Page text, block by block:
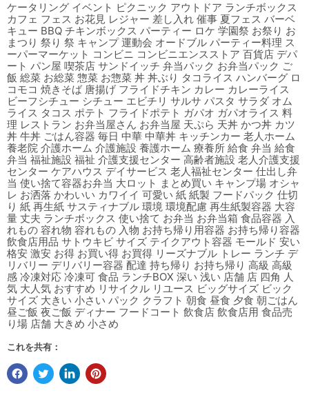
ケータリング イベント ピクニック アウトドア ランチボックス
カフェ フェス お花見 レジャー 差し入れ 催事 夏フェス バーベ
キュー BBQ チキンボックス パーティー ロケ 学園祭 お祭り お
まつり 祭り 祭 キャンプ 運動会 オードブル パーティー料理 ス
ーパーマーケット コンビニ コンビニエンスストア 百貨店 デパ
ート パン屋 喫茶店 サンドイッチ 弁当パック お弁当パック ご
飯 総菜 お総菜 惣菜 お惣菜 丼 丼ぶり タコライス ハンバーグ ロ
コモコ 焼きそば 唐揚げ フライドチキン カレー カレーライス
ビーフシチュー シチュー エビチリ サルサ パスタ サラダ オム
ライス タコス ポテト フライドポテト ガパオ ガパオライス 料
理 レストラン お弁当屋さん お弁当屋 天ぷら 天丼 かつ丼 カツ
丼 牛丼 ごはん容器 毎日 中華 中華丼 キッチンカー 老人ホーム
養老院 介護ホーム 介護施設 養護ホーム 療養所 給食 弁当 給食
弁当 福祉施設 福祉 介護支援センター 高齢者施設 老人介護支援
センター ケアハウス デイサービス 老人福祉センター 仕出し弁
当 使い捨て容器お弁当 大ロット まとめ買い キャンプ場 オシャ
レ お洒落 かわいい カワイイ 可愛い 紙 紙製 フードパック 仕切
り 紙 再生紙 サスティナブル 環境 環境配慮 再生紙製容器 大容
量 丈夫 ランチボックス 使い捨て お弁当 お弁当箱 食品容器 入
れもの 容れ物 容れもの 入物 お持ち帰り用容器 お持ち帰り容器
飲食店用品 サトウキビ サイズ テイクアウト容器 モールド 安い
格安 激安 お得 お買い得 お買得 リーズナブル トレー ランチ デ
リバリー デリバリー容器 配達 持ち帰り お持ち帰り 高級 高級
感 冷凍対応 冷凍可 食品 ランチBOX 深い 浅い 店舗 店 四角 人
気 大人気 おすすめ リサイクル リユース ビッグサイズ ビック
サイズ 大きい 小さい パック クラフト 朝食 昼食 夕食 朝ごはん
昼ご飯 夜ご飯 ディナー フードコート 飲食店 飲食店用 食品売
り場 店舗 大きめ 小さめ
これを共有：